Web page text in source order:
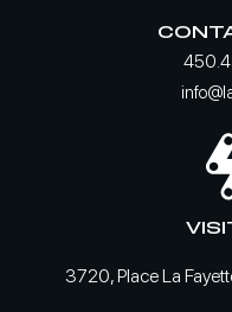
3720, Place La